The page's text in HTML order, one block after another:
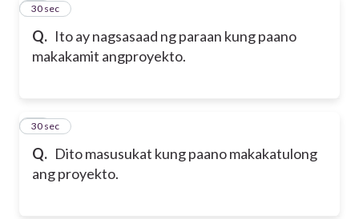
Q. Ito ay nagsasaad ng paraan kung paano
makakamit angproyekto.
30
30 sec
Q. Dito masusukat kung paano makakatulong
ang proyekto.
31
30 sec